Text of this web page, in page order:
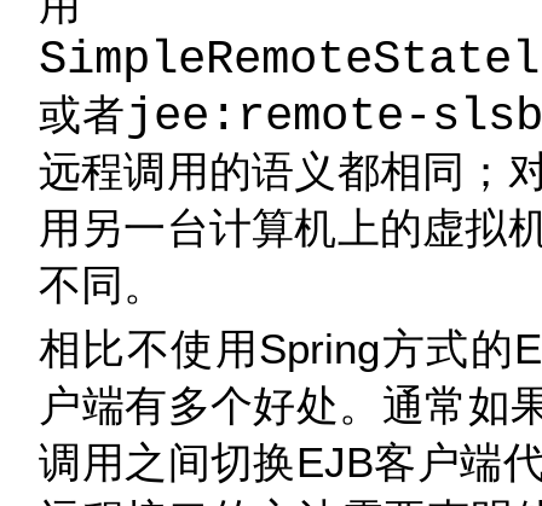
或者jee:remote-
远程调用的语义都相同；
用另一台计算机上的虚拟
不同。
相比不使用Spring方式的
户端有多个好处。通常如
调用之间切换EJB客户端